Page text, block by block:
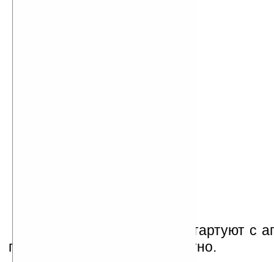
Продажи HTC HD mini стартуют с
по какой цене пока неизвестно.